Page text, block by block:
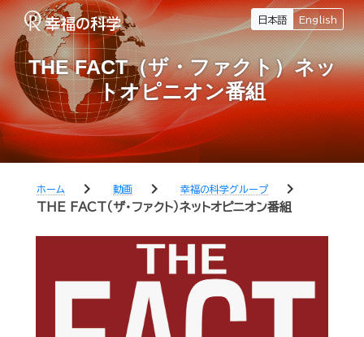
日本語 English
THE FACT（ザ・ファクト）ネッ
トオピニオン番組
ホーム chevron_right 動画 chevron_right 幸福の科学グループ chevron_right
THE FACT（ザ・ファクト）ネットオピニオン番組